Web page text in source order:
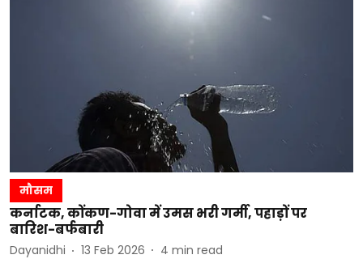
मौसम
कर्नाटक, कोंकण-गोवा में उमस भरी गर्मी, पहाड़ों पर
बारिश-बर्फबारी
Dayanidhi 13 Feb 2026 4 min read